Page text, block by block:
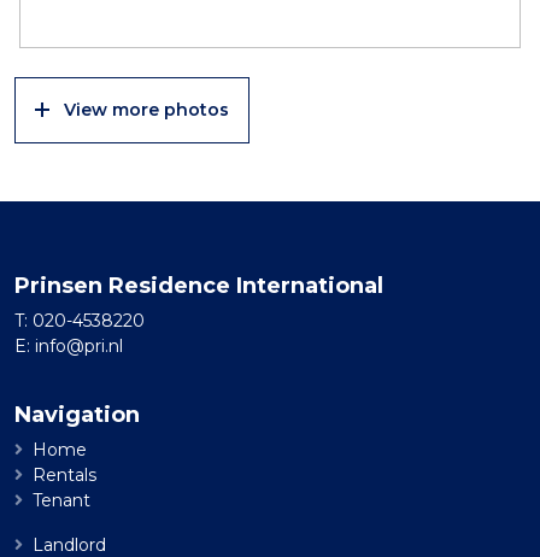
View more photos
Prinsen Residence International
T: 020-4538220
E: info@pri.nl
Navigation
Home
Rentals
Tenant
Landlord